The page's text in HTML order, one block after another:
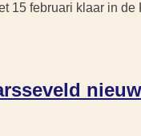
15 februari klaar in